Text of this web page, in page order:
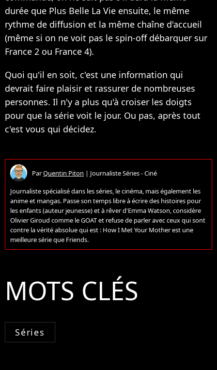
durée que Plus Belle La Vie ensuite, le même
rythme de diffusion et la même chaîne d'accueil
(même si on ne voit pas le spin-off débarquer sur
France 2 ou France 4).
Quoi qu'il en soit, c'est une information qui
devrait faire plaisir et rassurer de nombreuses
personnes. Il n'y a plus qu'à croiser les doigts
pour que la série voit le jour. Ou pas, après tout
c'est vous qui décidez.
ParQuentin Piton | Journaliste Séries - Ciné
Journaliste spécialisé dans les séries, le cinéma, mais également les
anime et mangas. Passe son temps libre à écrire des histoires pour
les enfants (auteur jeunesse) et à rêver d'Emma Watson, considère
Olivier Giroud comme le GOAT et refuse de parler avec ceux qui sont
contre la vérité absolue qui est : How I Met Your Mother est une
meilleure série que Friends.
MOTS CLÉS
Séries